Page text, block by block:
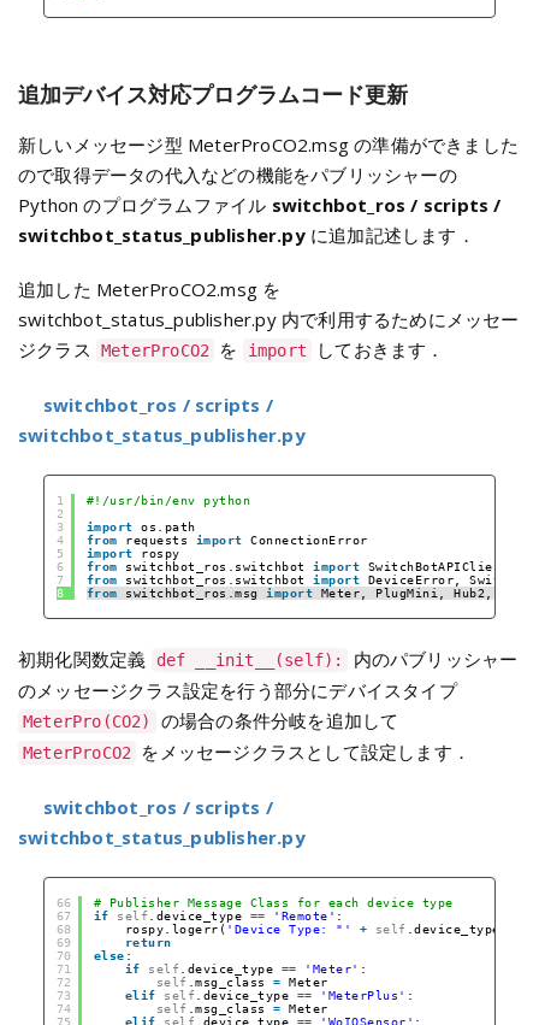
追加デバイス対応プログラムコード更新
新しいメッセージ型 MeterProCO2.msg の準備ができました
ので取得データの代入などの機能をパブリッシャーの
Python のプログラムファイル switchbot_ros / scripts /
switchbot_status_publisher.pyに追加記述します．
追加した MeterProCO2.msg を
switchbot_status_publisher.py 内で利用するためにメッセー
ジクラス
MeterProCO2 を import しておきます．
switchbot_ros / scripts /
switchbot_status_publisher.py
1
2
3
4
5
6
7
8
#!/usr/bin/env python
import
os.path
from
requests import
ConnectionError
import
rospy
from
switchbot_ros.switchbot import
SwitchBotAPIClient
from
switchbot_ros.switchbot import
DeviceError,
from
switchbot_ros.msg import Meter, PlugMini, Hub2, Bot,
初期化関数定義 def __init__(self):
内のパブリッシャー
のメッセージクラス設定を行う部分にデバイスタイプ
MeterPro(CO2) の場合の条件分岐を追加して
MeterProCO2 をメッセージクラスとして設定します．
switchbot_ros / scripts /
switchbot_status_publisher.py
66
67
68
69
70
71
72
73
74
75
# Publisher Message Class for each device type
if
self .device_type == 'Remote' :
rospy.logerr( 'Device Type: "' + self .device_type
return
else :
if
self .device_type == 'Meter' :
self .msg_class =
Meter
elif
self .device_type == 'MeterPlus' :
self .msg_class =
Meter
elif
self .device_type == 'WoIOSensor' :